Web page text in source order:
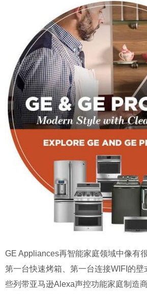
GE Appliances再智能家庭领域中像有很
第一台快速烤箱、第一台连接WIFI的壁
些列带亚马逊Alexa声控功能家庭制造